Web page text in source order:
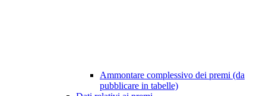
Ammontare complessivo dei premi (da
pubblicare in tabelle)